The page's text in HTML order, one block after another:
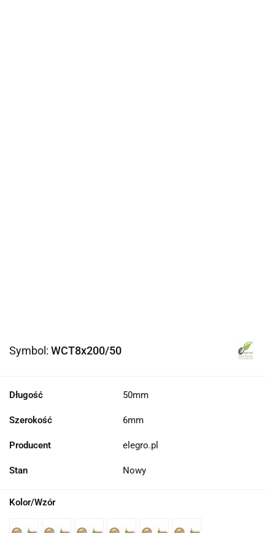
Symbol: WCT8x200/50
Długość 50mm
Szerokość 6mm
Producent elegro.pl
Stan Nowy
Kolor/Wzór